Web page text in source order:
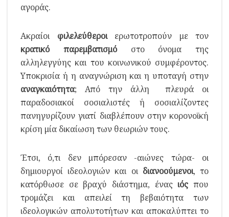
αγοράς.
Ακραίοι φιλελεύθεροιερωτοτροπούν με τον
κρατικό παρεμβατισμόστο όνομα της
αλληλεγγύης και του κοινωνικού συμφέροντος.
Υποκρισία ή η αναγνώριση και η υποταγή στην
αναγκαιότητα; Από την άλλη πλευρά οι
παραδοσιακοί σοσιαλιστές ή σοσιαλίζοντες
πανηγυρίζουν γιατί διαβλέπουν στην κορονοϊκή
κρίση μία δικαίωση των θεωριών τους.
Έτσι, ό,τι δεν μπόρεσαν -αιώνες τώρα- οι
δημιουργοί ιδεολογιών και οι διανοούμενοι, το
κατόρθωσε σε βραχύ διάστημα, ένας ιός που
τρομάζει και απειλεί τη βεβαιότητα των
ιδεολογικών απολυτοτήτων και αποκαλύπτει το